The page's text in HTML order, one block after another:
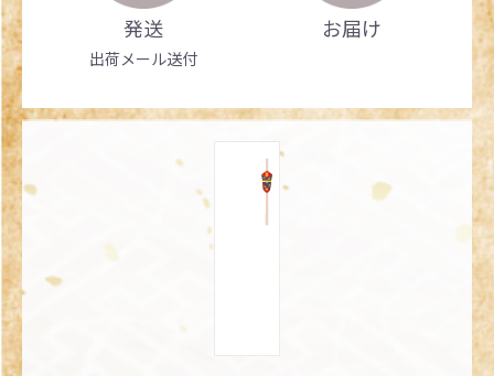
発送
出荷メール送付
お届け